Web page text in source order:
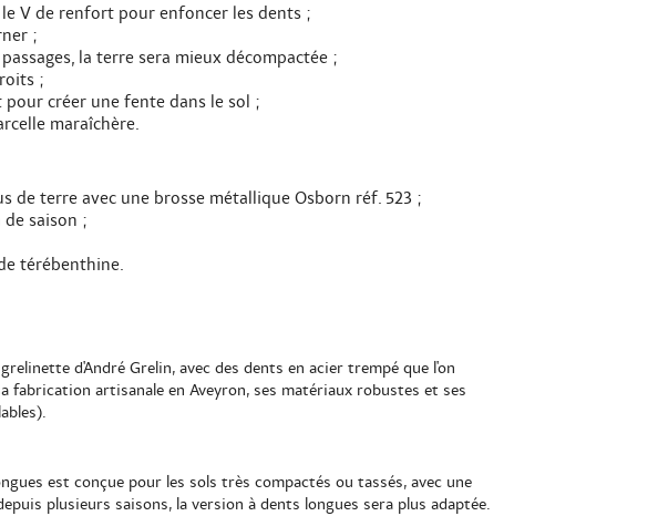
V de renfort pour enfoncer les dents ;
;
la terre sera mieux décompactée ;
;
créer une fente dans le sol ;
maraîchère.
de terre avec une brosse métallique Osborn réf. 523 ;
saison ;
térébenthine.
d'André Grelin, avec des dents en acier trempé que l'on
fabrication artisanale en Aveyron, ses matériaux robustes et ses
est conçue pour les sols très compactés ou tassés, avec une
plusieurs saisons, la version à dents longues sera plus adaptée.